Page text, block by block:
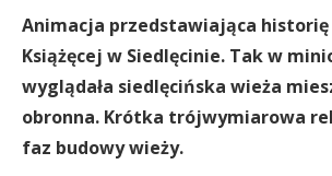
Animacja przedstawiająca historię
Książęcej w Siedlęcinie. Tak w
wyglądała siedlęcińska wieża
obronna. Krótka trójwymiarowa
faz budowy wieży.